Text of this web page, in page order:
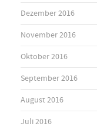
Dezember 2016
November 2016
Oktober 2016
September 2016
August 2016
Juli 2016